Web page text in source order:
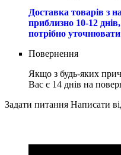
Доставка товарів з
приблизно 10-12
потрібно
Повернення
Якщо з будь-яких
Вас є 14 днів на
Задати питання Написати